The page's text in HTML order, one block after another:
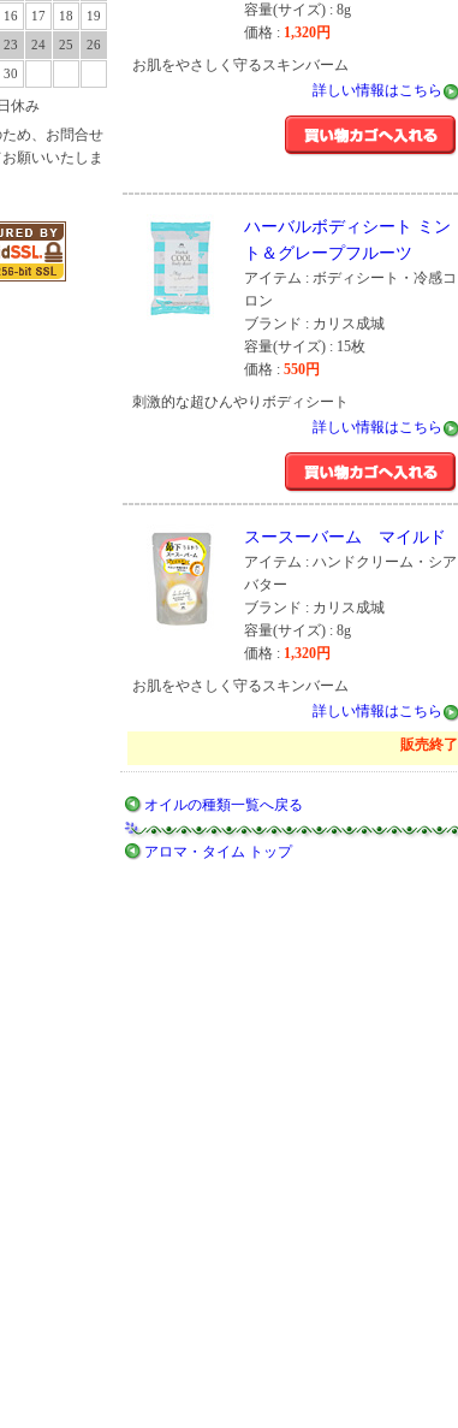
16 17 18
19
23 24 25
26
30
休み
め、お問合せ
願いいたしま
容量(サイズ) : 8g
価格 : 1,320円
お肌をやさしく守るスキンバーム
詳しい情報はこちら
ハーバルボディシート ミン
ト＆グレープフルーツ
アイテム : ボディシート・冷感コ
ロン
ブランド : カリス成城
容量(サイズ) : 15枚
価格 : 550円
刺激的な超ひんやりボディシート
詳しい情報はこちら
スースーバーム マイルド
アイテム : ハンドクリーム・シア
バター
ブランド : カリス成城
容量(サイズ) : 8g
価格 : 1,320円
お肌をやさしく守るスキンバーム
詳しい情報はこちら
販売終了
オイルの種類一覧へ戻る
アロマ・タイム トップ